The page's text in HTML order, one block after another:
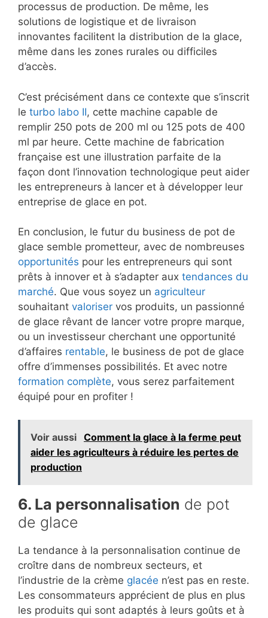
processus de production. De même, les
solutions de logistique et de livraison
innovantes facilitent la distribution de la glace,
même dans les zones rurales ou difficiles
d’accès.
C’est précisément dans ce contexte que s’inscrit
le turbo labo II, cette machine capable de
remplir 250 pots de 200 ml ou 125 pots de 400
ml par heure. Cette machine de fabrication
française est une illustration parfaite de la
façon dont l’innovation technologique peut aider
les entrepreneurs à lancer et à développer leur
entreprise de glace en pot.
En conclusion, le futur du business de pot de
glace semble prometteur, avec de nombreuses
opportunités pour les entrepreneurs qui sont
prêts à innover et à s’adapter aux tendances du
marché. Que vous soyez un agriculteur
souhaitant valoriser vos produits, un passionné
de glace rêvant de lancer votre propre marque,
ou un investisseur cherchant une opportunité
d’affaires rentable, le business de pot de glace
offre d’immenses possibilités. Et avec notre
formation complète, vous serez parfaitement
équipé pour en profiter !
Voir aussi Comment la glace à la ferme peut
aider les agriculteurs à réduire les pertes de
production
6. La personnalisation de pot
de glace
La tendance à la personnalisation continue de
croître dans de nombreux secteurs, et
l’industrie de la crème glacée n’est pas en reste.
Les consommateurs apprécient de plus en plus
les produits qui sont adaptés à leurs goûts et à